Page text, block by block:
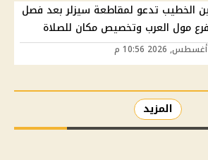
الخطيب تدعو لمقاطعة سيزلر بعد فصل
مول العرب وتخصيص مكان للصلاة
المزيد